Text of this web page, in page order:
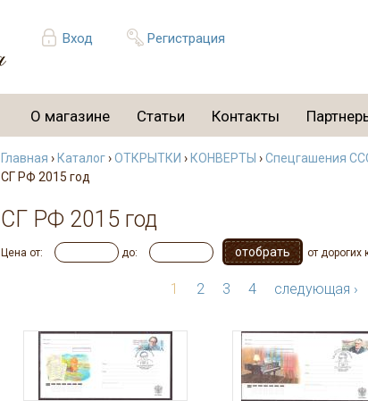
Вход Регистрация
О магазине Статьи Контакты
Главная › Каталог›ОТКРЫТКИ › КОНВЕРТЫ ›Спецгашения
СГ РФ 2015 год
СГ РФ 2015 год
Цена от: до: от
1 2 3 4 следующая ›